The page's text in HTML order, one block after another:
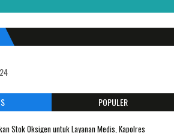
POPULER
Stok Oksigen untuk Layanan Medis, Kapolres